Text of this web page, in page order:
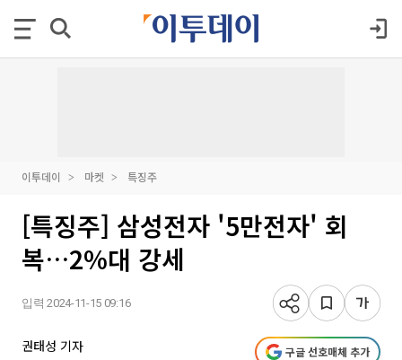
이투데이 마켓 특징주
[특징주] 삼성전자 '5만전자' 회
복…2%대 강세
입력 2024-11-15 09:16
권태성 기자 구글 선호매체 추가